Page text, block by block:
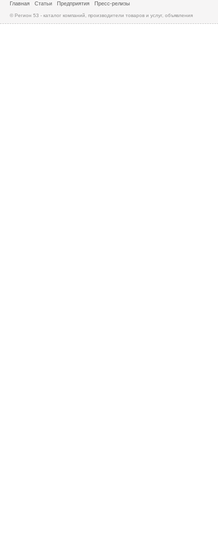
Главная Статьи Предприятия Пресс-релизы
© Регион 53 - каталог компаний, производители товаров и услуг, объявления